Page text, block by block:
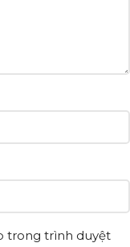
trong trình duyệt